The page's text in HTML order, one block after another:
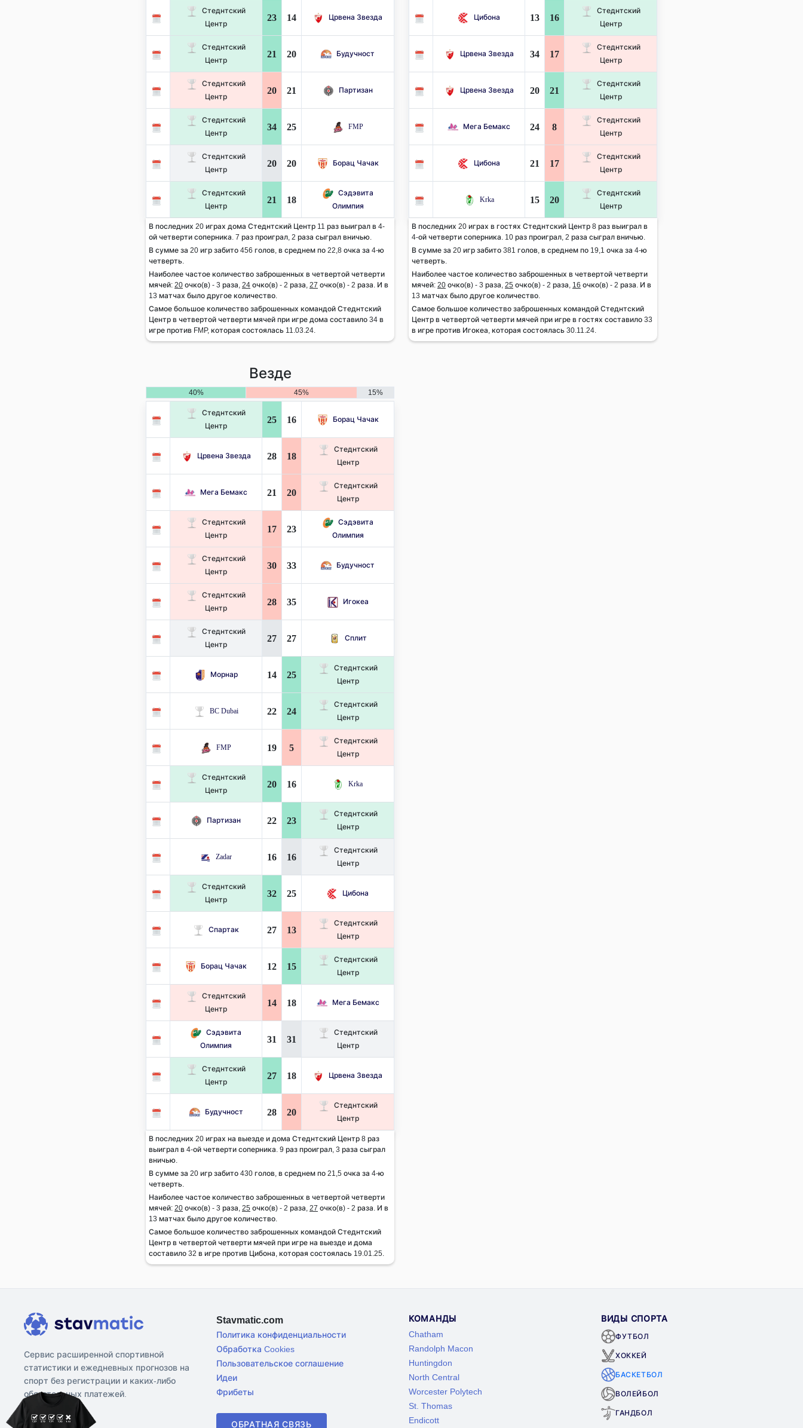
Стеднтский
Центр
23 14 Црвена Звезда
Стеднтский
Центр
21 20 Будучност
Стеднтский
Центр
20 21 Партизан
Стеднтский
Центр
34 25 FMP
Стеднтский
Центр
20 20 Борац Чачак
Стеднтский
Центр
21 18
Сэдэвита
Олимпия
В последних 20 играх дома Стеднтский Центр 11 раз выиграл в 4-
ой четверти соперника. 7 раз проиграл, 2 раза сыграл вничью.
В сумме за 20 игр забито 456 голов, в среднем по 22,8 очка за 4-ю
четверть.
Наиболее частое количество заброшенных в четвертой четверти
мячей: 20 очко(в) - 3 раза, 24 очко(в) - 2 раза, 27 очко(в) - 2 раза. И в
13 матчах было другое количество.
Самое большое количество заброшенных командой Стеднтский
Центр в четвертой четверти мячей при игре дома составило 34 в
игре против FMP, которая состоялась 11.03.24.
Цибона 13 16
Стеднтский
Центр
Црвена Звезда 34 17
Стеднтский
Центр
Црвена Звезда 20 21
Стеднтский
Центр
Мега Бемакс 24 8
Стеднтский
Центр
Цибона 21 17
Стеднтский
Центр
Krka 15 20
Стеднтский
Центр
В последних 20 играх в гостях Стеднтский Центр 8 раз выиграл в
4-ой четверти соперника. 10 раз проиграл, 2 раза сыграл вничью.
В сумме за 20 игр забито 381 голов, в среднем по 19,1 очка за 4-ю
четверть.
Наиболее частое количество заброшенных в четвертой четверти
мячей: 20 очко(в) - 3 раза, 25 очко(в) - 2 раза, 16 очко(в) - 2 раза. И в
13 матчах было другое количество.
Самое большое количество заброшенных командой Стеднтский
Центр в четвертой четверти мячей при игре в гостях составило 33
в игре против Игокеа, которая состоялась 30.11.24.
Везде
40% 45% 15%
Стеднтский
Центр
25 16 Борац Чачак
Црвена Звезда 28 18
Стеднтский
Центр
Мега Бемакс 21 20
Стеднтский
Центр
Стеднтский
Центр
17 23
Сэдэвита
Олимпия
Стеднтский
Центр
30 33 Будучност
Стеднтский
Центр
28 35 Игокеа
Стеднтский
Центр
27 27 Сплит
Морнар 14 25
Стеднтский
Центр
BC Dubai 22 24
Стеднтский
Центр
FMP 19 5
Стеднтский
Центр
Стеднтский
Центр
20 16 Krka
Партизан 22 23
Стеднтский
Центр
Zadar 16 16
Стеднтский
Центр
Стеднтский
Центр
32 25 Цибона
Спартак 27 13
Стеднтский
Центр
Борац Чачак 12 15
Стеднтский
Центр
Стеднтский
Центр
14 18 Мега Бемакс
Сэдэвита
Олимпия
31 31
Стеднтский
Центр
Стеднтский
Центр
27 18 Црвена Звезда
Будучност 28 20
Стеднтский
Центр
В последних 20 играх на выезде и дома Стеднтский Центр 8 раз
выиграл в 4-ой четверти соперника. 9 раз проиграл, 3 раза сыграл
вничью.
В сумме за 20 игр забито 430 голов, в среднем по 21,5 очка за 4-ю
четверть.
Наиболее частое количество заброшенных в четвертой четверти
мячей: 20 очко(в) - 3 раза, 25 очко(в) - 2 раза, 27 очко(в) - 2 раза. И в
13 матчах было другое количество.
Самое большое количество заброшенных командой Стеднтский
Центр в четвертой четверти мячей при игре на выезде и дома
составило 32 в игре против Цибона, которая состоялась 19.01.25.
Сервис расширенной спортивной
статистики и ежедневных прогнозов на
спорт без регистрации и каких-либо
обязательных платежей.
Stavmatic.com
Политика конфиденциальности
Обработка Cookies
Пользовательское соглашение
Идеи
Фрибеты
ОБРАТНАЯ СВЯЗЬ
КОМАНДЫ
Chatham
Randolph Macon
Huntingdon
North Central
Worcester Polytech
St. Thomas
Endicott
ВИДЫ СПОРТА
ФУТБОЛ
ХОККЕЙ
БАСКЕТБОЛ
ВОЛЕЙБОЛ
ГАНДБОЛ